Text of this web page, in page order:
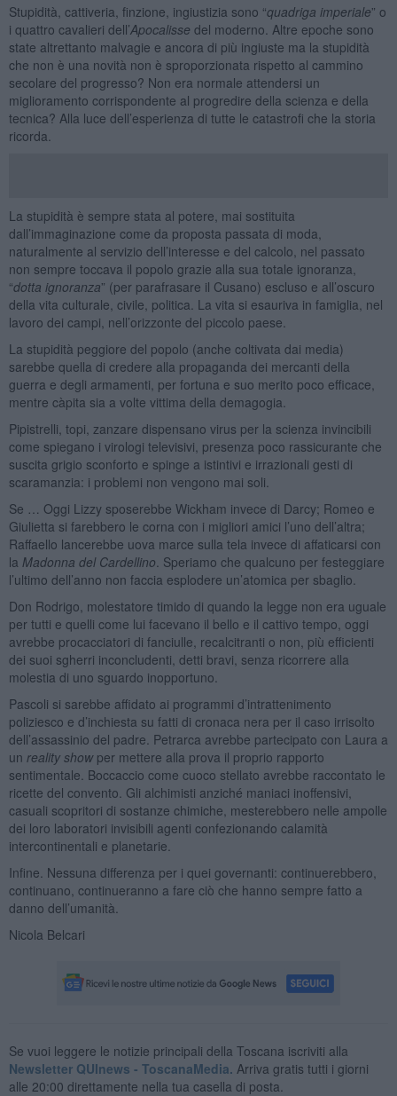
Stupidità, cattiveria, finzione, ingiustizia sono “quadriga imperiale” o
i quattro cavalieri dell’Apocalisse del moderno. Altre epoche sono
state altrettanto malvagie e ancora di più ingiuste ma la stupidità
che non è una novità non è sproporzionata rispetto al cammino
secolare del progresso? Non era normale attendersi un
miglioramento corrispondente al progredire della scienza e della
tecnica? Alla luce dell’esperienza di tutte le catastrofi che la storia
ricorda.
La stupidità è sempre stata al potere, mai sostituita
dall’immaginazione come da proposta passata di moda,
naturalmente al servizio dell’interesse e del calcolo, nel passato
non sempre toccava il popolo grazie alla sua totale ignoranza,
“dotta ignoranza” (per parafrasare il Cusano) escluso e all’oscuro
della vita culturale, civile, politica. La vita si esauriva in famiglia, nel
lavoro dei campi, nell’orizzonte del piccolo paese.
La stupidità peggiore del popolo (anche coltivata dai media)
sarebbe quella di credere alla propaganda dei mercanti della
guerra e degli armamenti, per fortuna e suo merito poco efficace,
mentre càpita sia a volte vittima della demagogia.
Pipistrelli, topi, zanzare dispensano virus per la scienza invincibili
come spiegano i virologi televisivi, presenza poco rassicurante che
suscita grigio sconforto e spinge a istintivi e irrazionali gesti di
scaramanzia: i problemi non vengono mai soli.
Se … Oggi Lizzy sposerebbe Wickham invece di Darcy; Romeo e
Giulietta si farebbero le corna con i migliori amici l’uno dell’altra;
Raffaello lancerebbe uova marce sulla tela invece di affaticarsi con
la Madonna del Cardellino . Speriamo che qualcuno per festeggiare
l’ultimo dell’anno non faccia esplodere un’atomica per sbaglio.
Don Rodrigo, molestatore timido di quando la legge non era uguale
per tutti e quelli come lui facevano il bello e il cattivo tempo, oggi
avrebbe procacciatori di fanciulle, recalcitranti o non, più efficienti
dei suoi sgherri inconcludenti, detti bravi, senza ricorrere alla
molestia di uno sguardo inopportuno.
Pascoli si sarebbe affidato ai programmi d’intrattenimento
poliziesco e d’inchiesta su fatti di cronaca nera per il caso irrisolto
dell’assassinio del padre. Petrarca avrebbe partecipato con Laura a
un reality showper mettere alla prova il proprio rapporto
sentimentale. Boccaccio come cuoco stellato avrebbe raccontato le
ricette del convento. Gli alchimisti anziché maniaci inoffensivi,
casuali scopritori di sostanze chimiche, mesterebbero nelle ampolle
dei loro laboratori invisibili agenti confezionando calamità
intercontinentali e planetarie.
Infine. Nessuna differenza per i quei governanti: continuerebbero,
continuano, continueranno a fare ciò che hanno sempre fatto a
danno dell’umanità.
Nicola Belcari
Se vuoi leggere le notizie principali della Toscana iscriviti alla
Newsletter QUInews - ToscanaMedia. Arriva gratis tutti i giorni
alle 20:00 direttamente nella tua casella di posta.